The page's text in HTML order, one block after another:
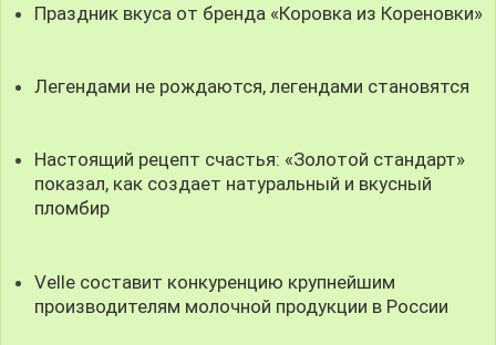
Праздник вкуса от бренда «Коровка из Кореновки»
Легендами не рождаются, легендами становятся
Настоящий рецепт счастья: «Золотой стандарт»
показал, как создает натуральный и вкусный
пломбир
Velle составит конкуренцию крупнейшим
производителям молочной продукции в России